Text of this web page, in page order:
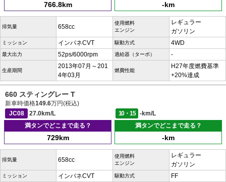
766.8km -km
排気量 658cc
使用燃料
エンジン
レギュラー
ガソリン
ミッション インパネCVT 駆動方式 4WD
最大出力 52ps/6000rpm 過給器（ターボ） -
生産期間
2013年07月～201
4年03月
燃費性能
H27年度燃費基準
+20%達成
660 スティングレー T
新車時価格149.6万円(税込)
JC08
27.0km/L 10・15
-km/L
満タンでどこまで走る？
729km
満タンでどこまで走る？
-km
排気量 658cc
使用燃料
エンジン
レギュラー
ガソリン
ミッション インパネCVT 駆動方式 FF